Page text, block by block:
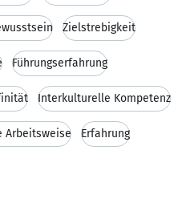
Zielstrebigkeit
Führungserfahrung
Interkulturelle Kompetenz
Arbeitsweise Erfahrung